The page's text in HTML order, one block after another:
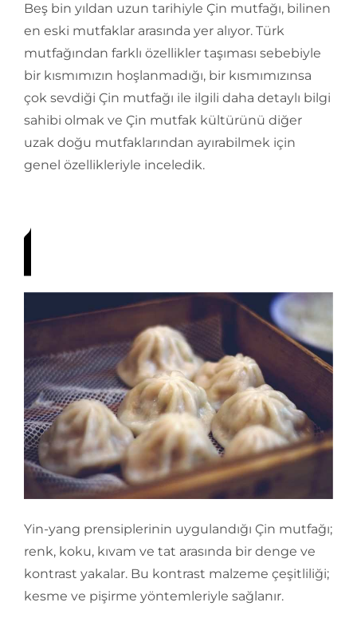
Beş bin yıldan uzun tarihiyle Çin mutfağı, bilinen
en eski mutfaklar arasında yer alıyor. Türk
mutfağından farklı özellikler taşıması sebebiyle
bir kısmımızın hoşlanmadığı, bir kısmımızınsa
çok sevdiği Çin mutfağı ile ilgili daha detaylı bilgi
sahibi olmak ve Çin mutfak kültürünü diğer
uzak doğu mutfaklarından ayırabilmek için
genel özellikleriyle inceledik.
Yin-yang prensiplerinin uygulandığı Çin mutfağı;
renk, koku, kıvam ve tat arasında bir denge ve
kontrast yakalar. Bu kontrast malzeme çeşitliliği;
kesme ve pişirme yöntemleriyle sağlanır.